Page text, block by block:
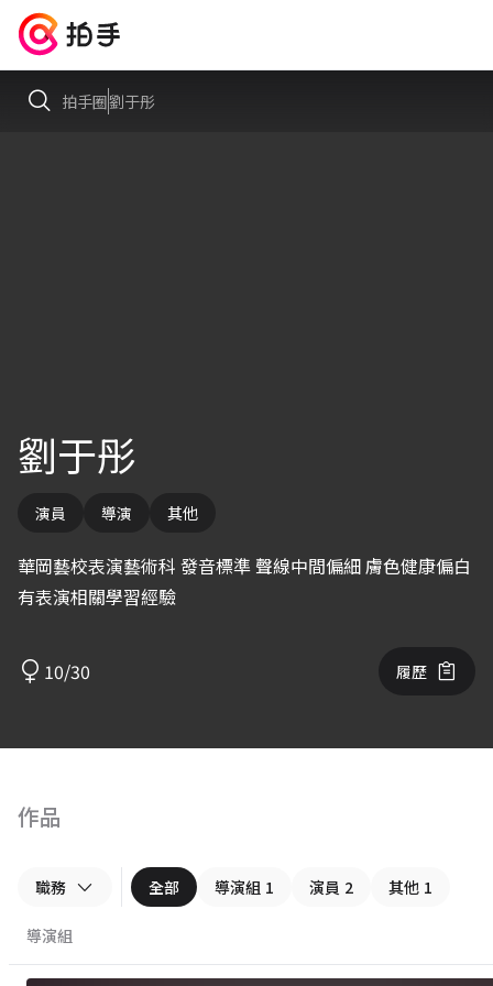
拍手圈劉于彤
劉于彤
演員 導演 其他
華岡藝校表演藝術科 發音標準 聲線中間偏細 膚色健康偏白
有表演相關學習經驗
10/30 履歷
作品
職務 全部 導演組 1 演員 2 其他 1
導演組